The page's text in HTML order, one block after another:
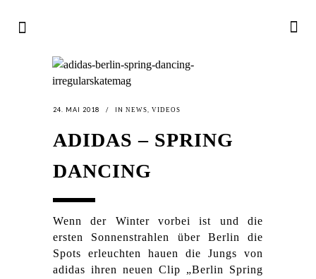
24. MAI 2018 IN NEWS VIDEOS
ADIDAS – SPRING
DANCING
Wenn der Winter vorbei ist und die
ersten Sonnenstrahlen über Berlin die
Spots erleuchten hauen die Jungs von
adidas ihren neuen Clip „Berlin Spring